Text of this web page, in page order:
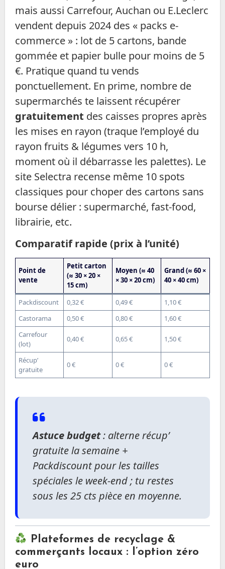
mais aussi Carrefour, Auchan ou E.Leclerc
vendent depuis 2024 des « packs e-
commerce » : lot de 5 cartons, bande
gommée et papier bulle pour moins de 5
€. Pratique quand tu vends
ponctuellement. En prime, nombre de
supermarchés te laissent récupérer
gratuitement des caisses propres après
les mises en rayon (traque l’employé du
rayon fruits & légumes vers 10 h,
moment où il débarrasse les palettes). Le
site Selectra recense même 10 spots
classiques pour choper des cartons sans
bourse délier : supermarché, fast-food,
librairie, etc.
Comparatif rapide (prix à l’unité)
Point de
vente
Petit carton
(≈ 30 × 20 ×
15 cm)
Moyen (≈ 40
× 30 × 20 cm)
Grand (≈ 60 ×
40 × 40 cm)
Packdiscount 0,32 € 0,49 €
1,10 €
Castorama
0,50 € 0,80 €
1,60 €
Carrefour
(lot)
0,40 € 0,65 € 1,50 €
Récup’
gratuite
0 € 0 € 0 €
Astuce budget: alterne récup’
gratuite la semaine +
Packdiscount pour les tailles
spéciales le week-end ; tu restes
sous les 25 cts pièce en moyenne.
Plateformes de recyclage &
commerçants locaux : l’option zéro
euro